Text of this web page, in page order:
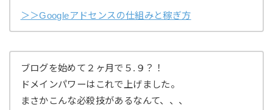
＞＞Googleアドセンスの仕組みと稼ぎ方
ブログを始めて２ヶ月で５.９？！
ドメインパワーはこれで上げました。
まさかこんな必殺技があるなんて、、、